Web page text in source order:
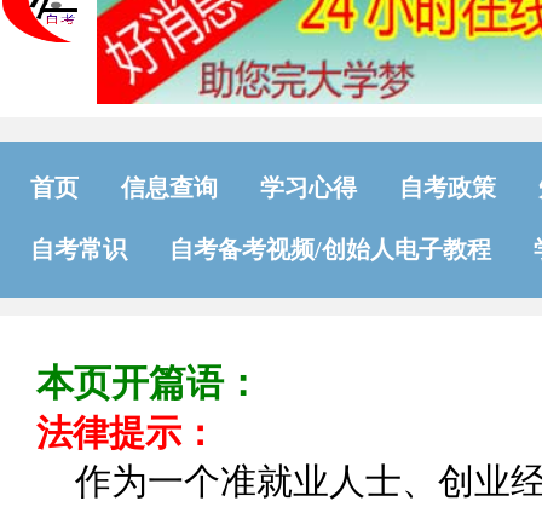
首页 信息查询 学习心得 自考政策
自考常识 自考备考视频/创始人电子教程
本页开篇语：
法律提示：
作为一个准就业人士、创业